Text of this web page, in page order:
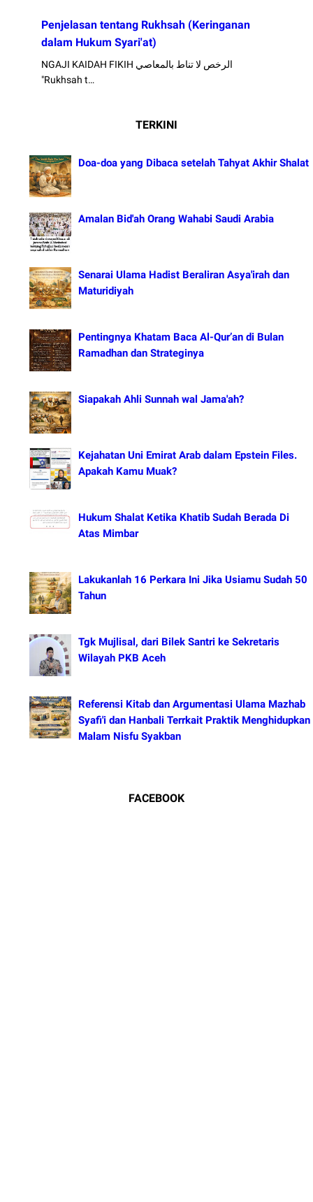
Penjelasan tentang Rukhsah (Keringanan
dalam Hukum Syari'at)
NGAJI KAIDAH FIKIH الرخص لا تناط بالمعاصي
"Rukhsah t…
TERKINI
Doa-doa yang Dibaca setelah Tahyat Akhir Shalat
Amalan Bid'ah Orang Wahabi Saudi Arabia
Senarai Ulama Hadist Beraliran Asya'irah dan
Maturidiyah
Pentingnya Khatam Baca Al-Qur’an di Bulan
Ramadhan dan Strateginya
Siapakah Ahli Sunnah wal Jama'ah?
Kejahatan Uni Emirat Arab dalam Epstein Files.
Apakah Kamu Muak?
Hukum Shalat Ketika Khatib Sudah Berada Di
Atas Mimbar
Lakukanlah 16 Perkara Ini Jika Usiamu Sudah 50
Tahun
Tgk Mujlisal, dari Bilek Santri ke Sekretaris
Wilayah PKB Aceh
Referensi Kitab dan Argumentasi Ulama Mazhab
Syafi'i dan Hanbali Terrkait Praktik Menghidupkan
Malam Nisfu Syakban
FACEBOOK